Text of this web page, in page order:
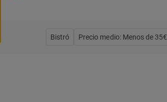
Bistró Precio medio: Menos de 35€